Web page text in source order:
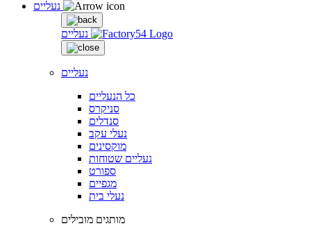
נעליים
נעליים
כל הנעליים
סניקרס
סנדלים
נעלי עקב
מוקסינים
נעליים שטוחות
ספורט
מגפיים
נעלי בית
מותגים מובילים